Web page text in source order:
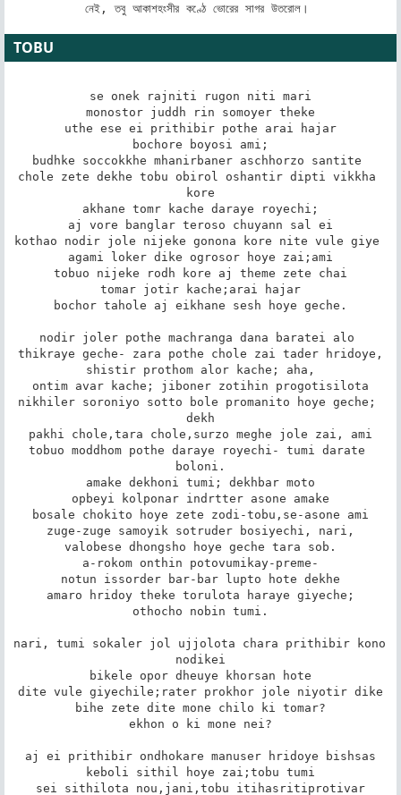
নেই, তবু আকাশহংসীর কণ্ঠে ভোরের সাগর উতরোল।
TOBU
se onek rajniti rugon niti mari
monostor juddh rin somoyer theke
uthe ese ei prithibir pothe arai hajar
bochore boyosi ami;
budhke soccokkhe mhanirbaner aschhorzo santite
chole zete dekhe tobu obirol oshantir dipti vikkha
kore
akhane tomr kache daraye royechi;
aj vore banglar teroso chuyann sal ei
kothao nodir jole nijeke gonona kore nite vule giye
agami loker dike ogrosor hoye zai;ami
tobuo nijeke rodh kore aj theme zete chai
tomar jotir kache;arai hajar
bochor tahole aj eikhane sesh hoye geche.
nodir joler pothe machranga dana baratei alo
thikraye geche- zara pothe chole zai tader hridoye,
shistir prothom alor kache; aha,
ontim avar kache; jiboner zotihin progotisilota
nikhiler soroniyo sotto bole promanito hoye geche;
dekh
pakhi chole,tara chole,surzo meghe jole zai, ami
tobuo moddhom pothe daraye royechi- tumi darate
boloni.
amake dekhoni tumi; dekhbar moto
opbeyi kolponar indrtter asone amake
bosale chokito hoye zete zodi-tobu,se-asone ami
zuge-zuge samoyik sotruder bosiyechi, nari,
valobese dhongsho hoye geche tara sob.
a-rokom onthin potovumikay-preme-
notun issorder bar-bar lupto hote dekhe
amaro hridoy theke torulota haraye giyeche;
othocho nobin tumi.
nari, tumi sokaler jol ujjolota chara prithibir kono
nodikei
bikele opor dheuye khorsan hote
dite vule giyechile;rater prokhor jole niyotir dike
bihe zete dite mone chilo ki tomar?
ekhon o ki mone nei?
aj ei prithibir ondhokare manuser hridoye bishsas
keboli sithil hoye zai;tobu tumi
sei sithilota nou,jani,tobu itihasritiprotivar